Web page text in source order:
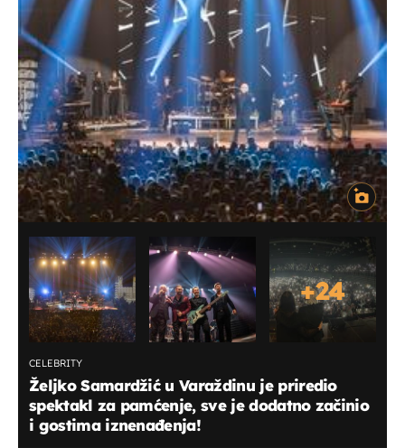
+24
CELEBRITY
Željko Samardžić u Varaždinu je priredio
spektakl za pamćenje, sve je dodatno začinio
i gostima iznenađenja!